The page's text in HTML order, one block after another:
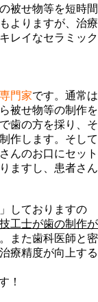
被せ物等を短時間
よりますが、治療
レイなセラミック
専門家です。通常は
被せ物等の制作を
歯の方を採り、そ
作します。そして
んのお口にセット
ますし、患者さん
」しておりますの
工士が歯の制作が
また歯科医師と密
治療精度が向上する
！